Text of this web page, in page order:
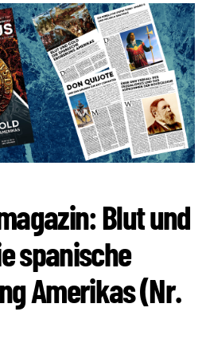
Blut und
spanische
Amerikas (Nr.